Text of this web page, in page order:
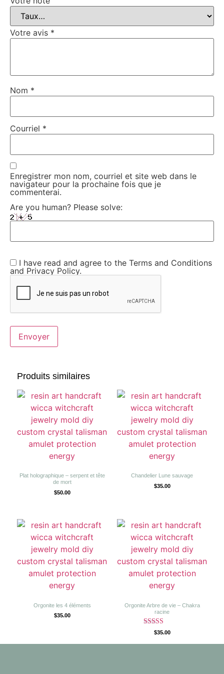
Votre avis *
Nom *
Courriel *
Enregistrer mon nom, courriel et site web dans le
navigateur pour la prochaine fois que je
commenterai.
Are you human? Please solve:
I have read and agree to the Terms and Conditions
and Privacy Policy.
Produits similaires
Plat holographique – serpent et tête
de mort
$50.00
Chandelier Lune sauvage
$35.00
Orgonite les 4 éléments
$35.00
Orgonite Arbre de vie – Chakra
racine
Note
sur 5
$35.00